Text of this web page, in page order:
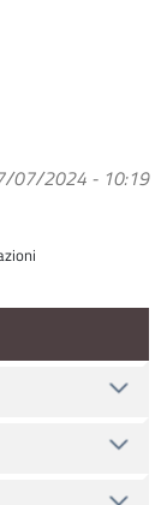
07/2024 - 10:19